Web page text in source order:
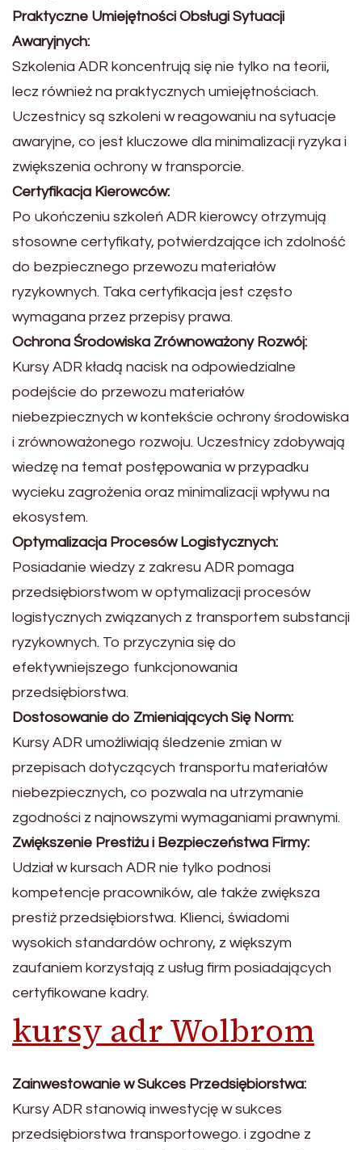
Praktyczne Umiejętności Obsługi Sytuacji
Awaryjnych:
Szkolenia ADR koncentrują się nie tylko na teorii,
lecz również na praktycznych umiejętnościach.
Uczestnicy są szkoleni w reagowaniu na sytuacje
awaryjne, co jest kluczowe dla minimalizacji ryzyka i
zwiększenia ochrony w transporcie.
Certyfikacja Kierowców:
Po ukończeniu szkoleń ADR kierowcy otrzymują
stosowne certyfikaty, potwierdzające ich zdolność
do bezpiecznego przewozu materiałów
ryzykownych. Taka certyfikacja jest często
wymagana przez przepisy prawa.
Ochrona Środowiska Zrównoważony Rozwój:
Kursy ADR kładą nacisk na odpowiedzialne
podejście do przewozu materiałów
niebezpiecznych w kontekście ochrony środowiska
i zrównoważonego rozwoju. Uczestnicy zdobywają
wiedzę na temat postępowania w przypadku
wycieku zagrożenia oraz minimalizacji wpływu na
ekosystem.
Optymalizacja Procesów Logistycznych:
Posiadanie wiedzy z zakresu ADR pomaga
przedsiębiorstwom w optymalizacji procesów
logistycznych związanych z transportem substancji
ryzykownych. To przyczynia się do
efektywniejszego funkcjonowania
przedsiębiorstwa.
Dostosowanie do Zmieniających Się Norm:
Kursy ADR umożliwiają śledzenie zmian w
przepisach dotyczących transportu materiałów
niebezpiecznych, co pozwala na utrzymanie
zgodności z najnowszymi wymaganiami prawnymi.
Zwiększenie Prestiżu i Bezpieczeństwa Firmy:
Udział w kursach ADR nie tylko podnosi
kompetencje pracowników, ale także zwiększa
prestiż przedsiębiorstwa. Klienci, świadomi
wysokich standardów ochrony, z większym
zaufaniem korzystają z usług firm posiadających
certyfikowane kadry.
kursy adr Wolbrom
Zainwestowanie w Sukces Przedsiębiorstwa:
Kursy ADR stanowią inwestycję w sukces
przedsiębiorstwa transportowego. i zgodne z